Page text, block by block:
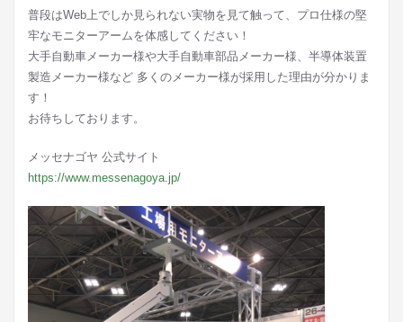
普段はWeb上でしか見られない実物を見て触って、プロ仕様の堅
牢なモニターアームを体感してください！
大手自動車メーカー様や大手自動車部品メーカー様、半導体装置
製造メーカー様など 多くのメーカー様が採用した理由が分かりま
す！
お待ちしております。
メッセナゴヤ 公式サイト
https://www.messenagoya.jp/